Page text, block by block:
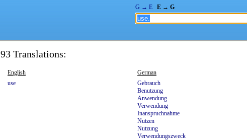
G → E E → G
93 Translations:
English
German
use
Gebrauch
Benutzung
Anwendung
Verwendung
Inanspruchnahme
Nutzen
Nutzung
Verwendungszweck